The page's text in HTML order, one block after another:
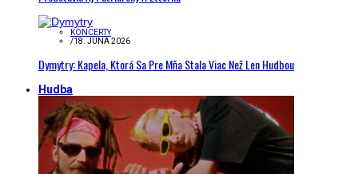
KONCERTY
/18. JÚNA 2026
Dymytry: Kapela, Ktorá Sa Pre Mňa Stala Viac Než Len Hudbou
Hudba